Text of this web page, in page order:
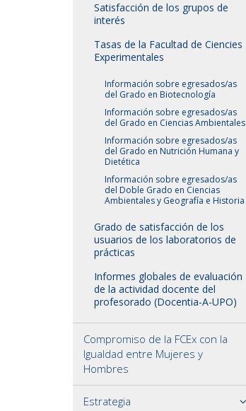
Satisfacción de los grupos de
interés
Tasas de la Facultad de Ciencies
Experimentales
Información sobre egresados/as
del Grado en Biotecnología
Información sobre egresados/as
del Grado en Ciencias Ambientales
Información sobre egresados/as
del Grado en Nutrición Humana y
Dietética
Información sobre egresados/as
del Doble Grado en Ciencias
Ambientales y Geografía e Historia
Grado de satisfacción de los
usuarios de los laboratorios de
prácticas
Informes globales de evaluación
de la actividad docente del
profesorado (Docentia-A-UPO)
Compromiso de la FCEx con la
Igualdad entre Mujeres y
Hombres
Estrategia